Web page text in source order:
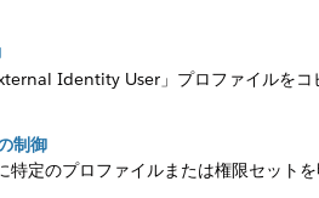
Identity User」プロファイルを
制御
定のプロファイルまたは権限セット